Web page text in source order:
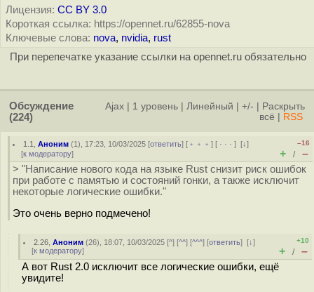
Лицензия: CC BY 3.0
Короткая ссылка: https://opennet.ru/62855-nova
Ключевые слова: nova, nvidia, rust
При перепечатке указание ссылки на opennet.ru обязательно
Обсуждение
(224)
Ajax 1 уровень Линейный +/-
Раскрыть
всё
RSS
1.1 ,Аноним (1), 17:23, 10/03/2025 [ответить] [ ﹢﹢﹢] [ · · ·][↓]
[к модератору]
–16
+ / –
> "Написание нового кода на языке Rust снизит риск ошибок
при работе с памятью и состояний гонки, а также исключит
некоторые логические ошибки."
Это очень верно подмечено!
2.26 ,Аноним (26), 18:07, 10/03/2025 [^] [^^] [^^^] [ответить][↓]
[к модератору]
+10
+ / –
А вот Rust 2.0 исключит все логические ошибки, ещё
увидите!